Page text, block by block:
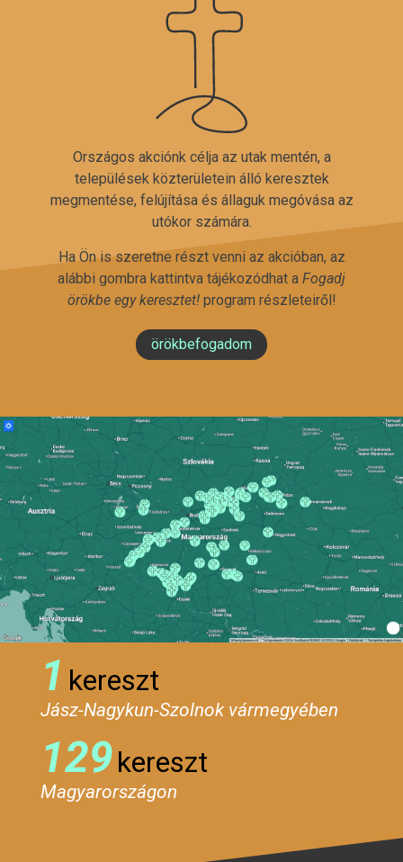
Országos akciónk célja az utak mentén, a
települések közterületein álló keresztek
megmentése, felújítása és állaguk megóvása az
utókor számára.
Ha Ön is szeretne részt venni az akcióban, az
alábbi gombra kattintva tájékozódhat a Fogadj
örökbe egy keresztet!program részleteiről!
örökbefogadom
1 kereszt
Jász-Nagykun-Szolnok vármegyében
129kereszt
Magyarországon